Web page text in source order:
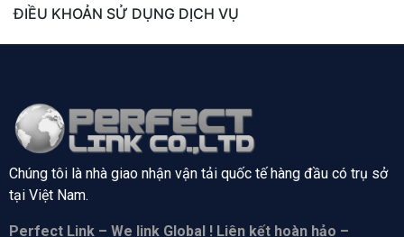
ĐIỀU KHOẢN SỬ DỤNG DỊCH VỤ
Chúng tôi là nhà giao nhận vận tải quốc tế hàng đầu có trụ sở
tại Việt Nam.
Perfect Link – We link Global ! Liên kết hoàn hảo –